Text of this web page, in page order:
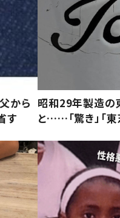
から
す
昭和29年製造の
と……「驚き」「東